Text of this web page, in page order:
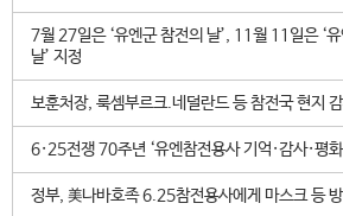
7월 27일은 ‘유엔군 참전의 날’, 11월 11일은 ‘
날’ 지정
보훈처장, 룩셈부르크.네덜란드 등 참전국 현지
6·25전쟁 70주년 ‘유엔참전용사 기억·감사·평
정부, 美나바호족 6.25참전용사에게 마스크 등